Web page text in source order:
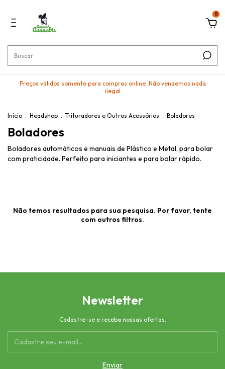
0
Preços válidos somente para compras online. Não vendemos nada
ilegal
Início . Headshop . Trituradores e Outros Acessórios . Boladores
Boladores
Boladores automáticos e manuais de Plástico e Metal, para bolar
com praticidade. Perfeito para iniciantes e para bolar rápido.
Não temos resultados para sua pesquisa. Por favor, tente
com outros filtros.
Newsletter
Cadastre-se e receba nossas ofertas.